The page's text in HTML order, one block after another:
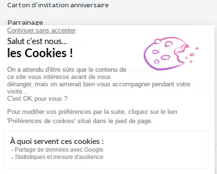
Carton d'invitation anniversaire
Parrainage
Tous les avis Funbooker
Particuliers, entreprises, professionnels
Notre service client est ouvert du lundi au vendredi de 9h à 18h
Nous contacter